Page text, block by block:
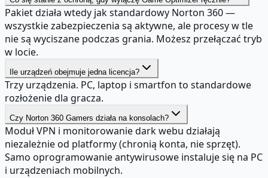
Pakiet działa wtedy jak standardowy Norton 360 —
wszystkie zabezpieczenia są aktywne, ale procesy w tle
nie są wyciszane podczas grania. Możesz przełączać tryb
w locie.
Ile urządzeń obejmuje jedna licencja?
Trzy urządzenia. PC, laptop i smartfon to standardowe
rozłożenie dla gracza.
Czy Norton 360 Gamers działa na konsolach?
Moduł VPN i monitorowanie dark webu działają
niezależnie od platformy (chronią konta, nie sprzęt).
Samo oprogramowanie antywirusowe instaluje się na PC
i urządzeniach mobilnych.